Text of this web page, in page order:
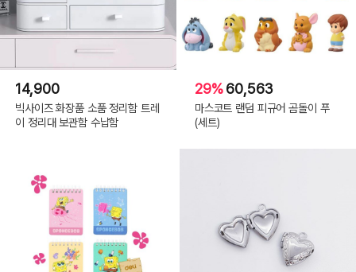
14,900
빅사이즈 화장품 소품 정리함 트레
이 정리대 보관함 수납함
29%60,563
마스코트 랜덤 피규어 곰돌이 푸
(세트)